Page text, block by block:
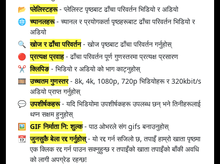
📂 प्लेलिस्टहरू- प्लेलिस्ट पृष्ठबाट ढाँचा परिवर्तन भिडियो र अडियो
🌐 च्यानलहरू- च्यानल र प्रयोगकर्ता पृष्ठहरूबाट ढाँचा परिवर्तन भिडियो र
अडियो
🔍 खोज र ढाँचा परिवर्तन- खोज पृष्ठबाट ढाँचा परिवर्तन गर्नुहोस्
🔴 प्रत्यक्ष प्रवाह- ढाँचा परिवर्तन पूर्ण गुणस्तरमा प्रत्यक्ष प्रसारण
✂️ क्लिपिङ- भिडियो र अडियो को भाग काट्नुहोस्
🎞️ उच्चतम गुणस्तर- 8k, 4k, 1080p, 720p भिडियोहरू र 320kbit/s
अडियो प्राप्त गर्नुहोस्
💬 उपशीर्षकहरू- यदि भिडियोमा उपशीर्षकहरू उपलब्ध छन् भने तिनीहरूलाई
थप्न सक्षम हुनुहोस्
🖼️ GIF निर्माता नि: शुल्क- पाठ ओभरले संग gifs बनाउनुहोस्
📆 जुनसुकै बेला रद्द गर्नुहोस्- यो रद्द गर्न सजिलो छ, तपाइँ हाम्रो खाता पृष्ठमा
एक क्लिक रद्द गर्न पाउन सक्नुहुन्छ र तपाइँको खाता तपाइँको बाँकी अवधि
को लागी अपग्रेड रहन्छ!